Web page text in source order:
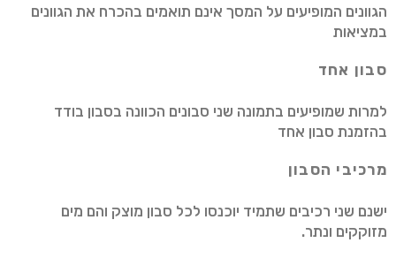
הגוונים המופיעים על המסך אינם תואמים בהכרח את הגוונים
במציאות
סבון אחד
למרות שמופיעים בתמונה שני סבונים הכוונה בסבון בודד
בהזמנת סבון אחד
מרכיבי הסבון
ישנם שני רכיבים שתמיד יוכנסו לכל סבון מוצק והם מים
מזוקקים ונתר.